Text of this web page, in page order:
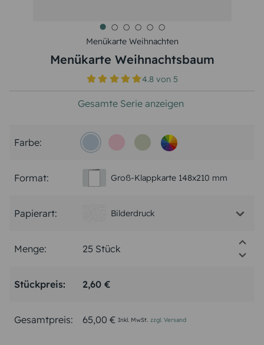
Menükarte Weihnachten
Menükarte Weihnachtsbaum
4.8 von5
Gesamte Serie anzeigen
Farbe:
Format: Groß-Klappkarte 148x210 mm
Papierart: Bilderdruck
Menge:
Stückpreis: 2,60 €
Gesamtpreis: 65,00 € Inkl. MwSt. zzgl. Versand